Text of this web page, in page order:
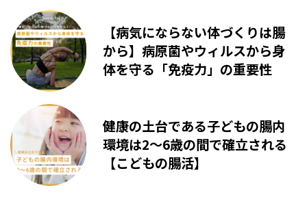
【病気にならない体づくりは腸
から】病原菌やウィルスから身
体を守る「免疫力」の重要性
健康の土台である子どもの腸内
環境は2〜6歳の間で確立される
【こどもの腸活】